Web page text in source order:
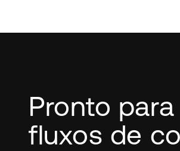
Pronto
fluxos de